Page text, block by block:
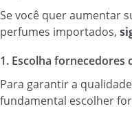
Se você quer aumentar
perfumes importados,
1. Escolha fornecedores
Para garantir a
fundamental escolher